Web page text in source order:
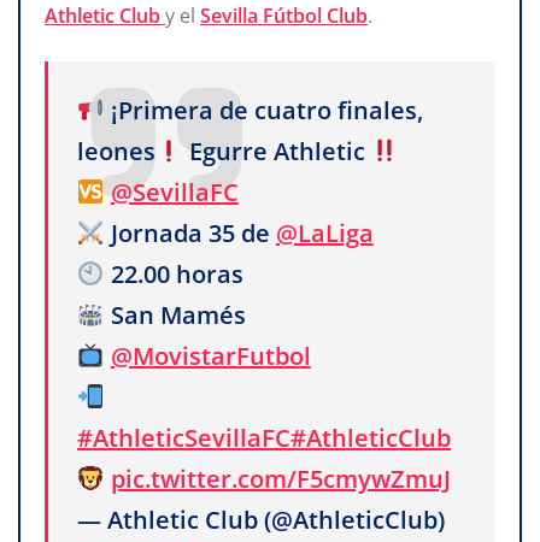
Athletic Cluby el Sevilla Fútbol Club.
¡Primera de cuatro finales,
leones
Egurre Athletic
@SevillaFC
Jornada 35 de @LaLiga
22.00 horas
San Mamés
@MovistarFutbol
#AthleticSevillaFC#AthleticClub
pic.twitter.com/F5cmywZmuJ
— Athletic Club (@AthleticClub)